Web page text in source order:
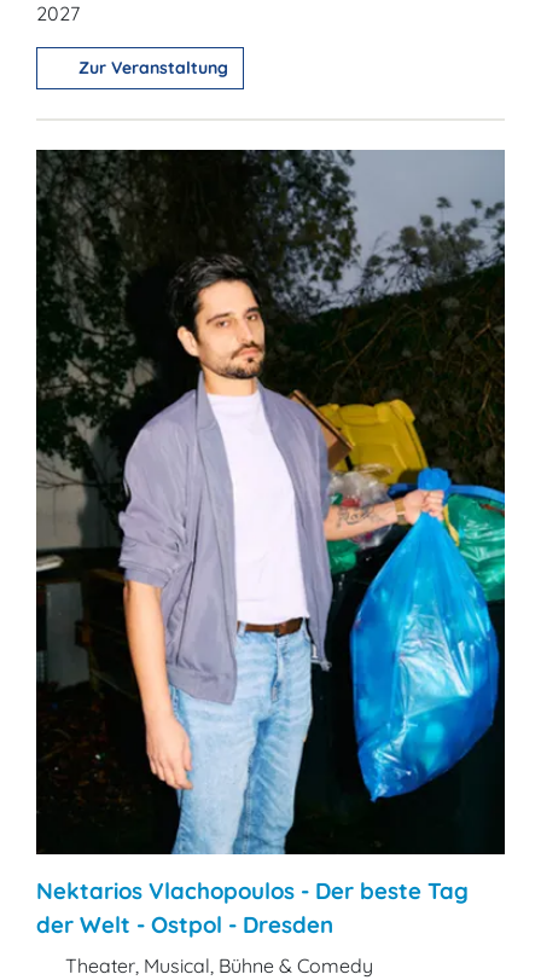
2027
Zur Veranstaltung
Nektarios Vlachopoulos - Der beste Tag
der Welt - Ostpol - Dresden
Theater, Musical, Bühne & Comedy